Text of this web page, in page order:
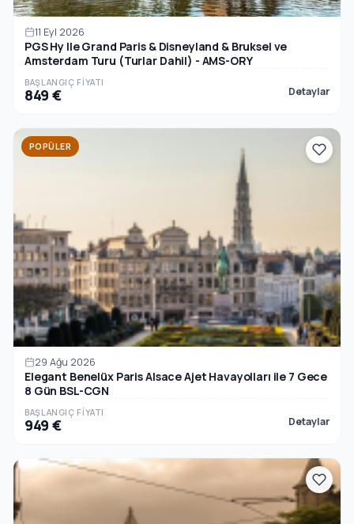
11 Eyl 2026
PGS Hy Ile Grand Paris & Disneyland & Bruksel ve
Amsterdam Turu (Turlar Dahil) - AMS-ORY
BAŞLANGIÇ FIYATI
849 € Detaylar
POPÜLER
29 Ağu 2026
Elegant Benelüx Paris Alsace Ajet Havayolları ile 7 Gece
8 Gün BSL-CGN
BAŞLANGIÇ FIYATI
949 € Detaylar